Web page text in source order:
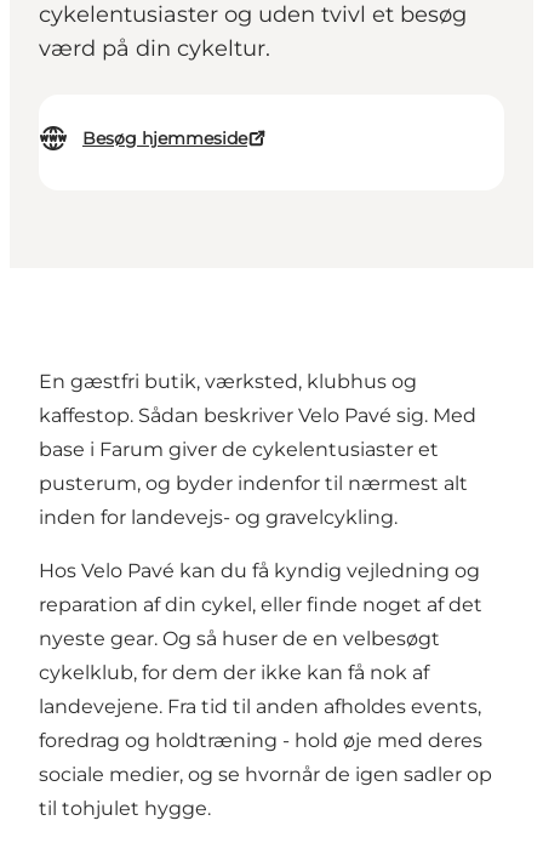
cykelentusiaster og uden tvivl et besøg
værd på din cykeltur.
Besøg hjemmeside
En gæstfri butik, værksted, klubhus og
kaffestop. Sådan beskriver Velo Pavé sig. Med
base i Farum giver de cykelentusiaster et
pusterum, og byder indenfor til nærmest alt
inden for landevejs- og gravelcykling.
Hos Velo Pavé kan du få kyndig vejledning og
reparation af din cykel, eller finde noget af det
nyeste gear. Og så huser de en velbesøgt
cykelklub, for dem der ikke kan få nok af
landevejene. Fra tid til anden afholdes events,
foredrag og holdtræning - hold øje med deres
sociale medier, og se hvornår de igen sadler op
til tohjulet hygge.